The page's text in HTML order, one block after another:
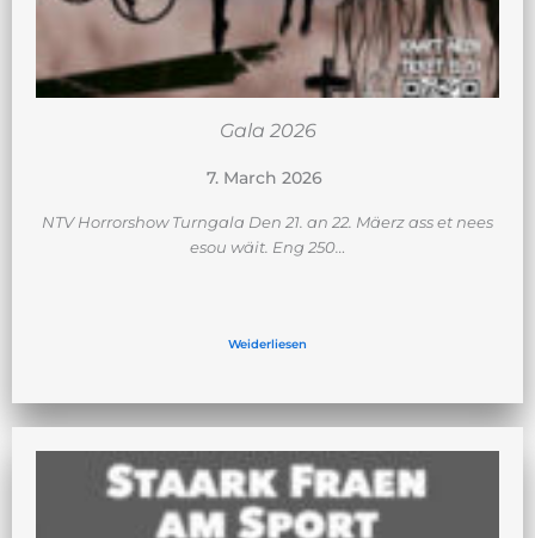
Gala 2026
7. March 2026
NTV Horrorshow Turngala Den 21. an 22. Mäerz ass et nees
esou wäit. Eng 250…
Weiderliesen